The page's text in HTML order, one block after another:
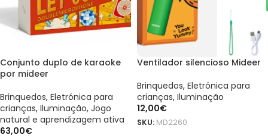
Conjunto duplo de karaoke
por mideer
Brinquedos, Eletrónica para
crianças, Iluminação, Jogo
natural e aprendizagem ativa
63,00€
Ventilador silencioso Mideer
Brinquedos, Eletrónica para
crianças, Iluminação
12,00€
SKU: MD2260